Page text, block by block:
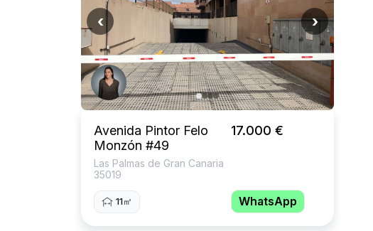
‹ ›
Avenida Pintor Felo
Monzón #49
Las Palmas de Gran Canaria
35019
11㎡
17.000 €
WhatsApp